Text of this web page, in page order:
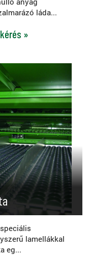
láda...
»
lamellákkal
eg...